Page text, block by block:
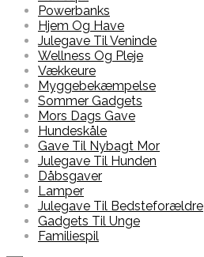
Powerbanks
Hjem Og Have
Julegave Til Veninde
Wellness Og Pleje
Vækkeure
Myggebekæmpelse
Sommer Gadgets
Mors Dags Gave
Hundeskåle
Gave Til Nybagt Mor
Julegave Til Hunden
Dåbsgaver
Lamper
Julegave Til Bedsteforældre
Gadgets Til Unge
Familiespil